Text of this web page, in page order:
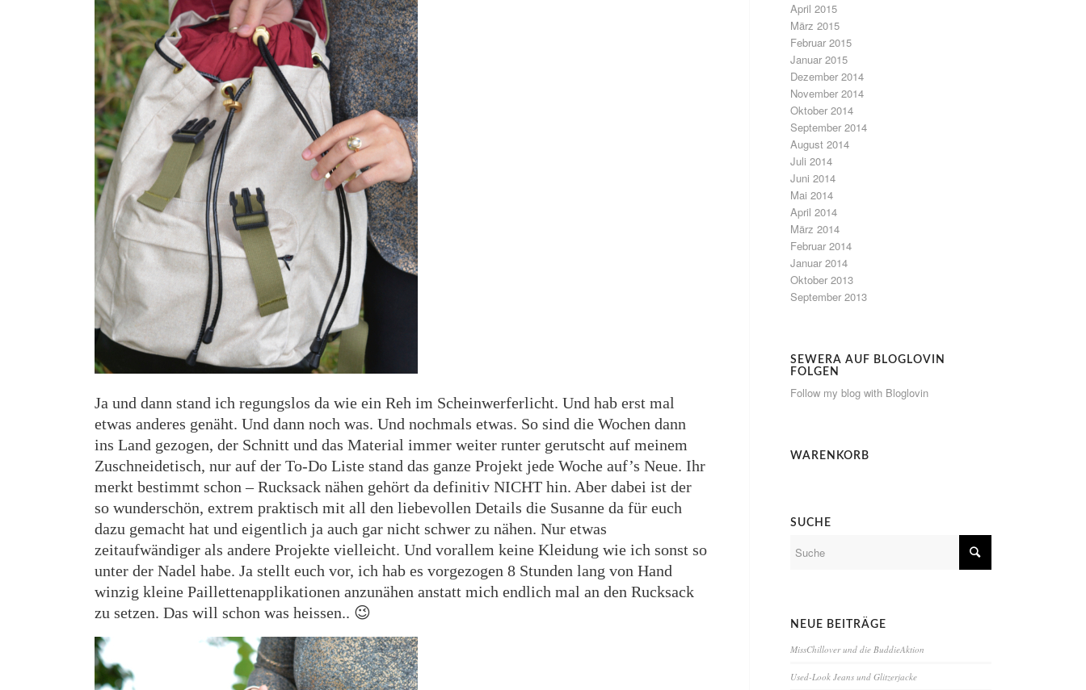
Ja und dann stand ich regungslos da wie ein Reh im Scheinwerferlicht. Und hab erst mal
etwas anderes genäht. Und dann noch was. Und nochmals etwas. So sind die Wochen dann
ins Land gezogen, der Schnitt und das Material immer weiter runter gerutscht auf meinem
Zuschneidetisch, nur auf der To-Do Liste stand das ganze Projekt jede Woche auf’s Neue. Ihr
merkt bestimmt schon – Rucksack nähen gehört da definitiv NICHT hin. Aber dabei ist der
so wunderschön, extrem praktisch mit all den liebevollen Details die Susanne da für euch
dazu gemacht hat und eigentlich ja auch gar nicht schwer zu nähen. Nur etwas
zeitaufwändiger als andere Projekte vielleicht. Und vorallem keine Kleidung wie ich sonst so
unter der Nadel habe. Ja stellt euch vor, ich hab es vorgezogen 8 Stunden lang von Hand
winzig kleine Paillettenapplikationen anzunähen anstatt mich endlich mal an den Rucksack
zu setzen. Das will schon was heissen.. 😉
April 2015
März 2015
Februar 2015
Januar 2015
Dezember 2014
November 2014
Oktober 2014
September 2014
August 2014
Juli 2014
Juni 2014
Mai 2014
April 2014
März 2014
Februar 2014
Januar 2014
Oktober 2013
September 2013
SEWERA AUF BLOGLOVIN
FOLGEN
Follow my blog with Bloglovin
WARENKORB
SUCHE
NEUE BEITRÄGE
MissChillover und die BuddieAktion
Used-Look Jeans und Glitzerjacke